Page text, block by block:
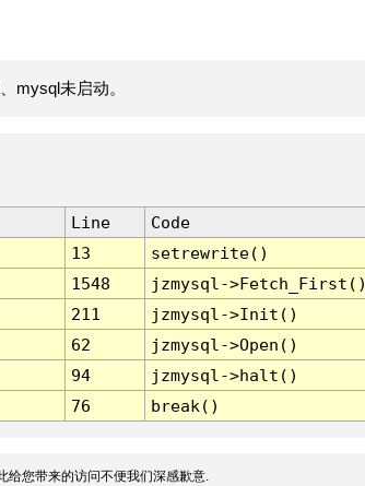
mysql未启动。
Line
Code
13
setrewrite()
1548
jzmysql-
211
jzmysql->Init()
62
jzmysql->Open()
94
jzmysql->halt()
76 break()
您带来的访问不便我们深感歉意.